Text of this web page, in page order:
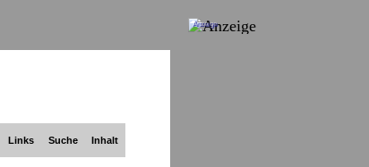
Links Suche Inhalt
Anzeige